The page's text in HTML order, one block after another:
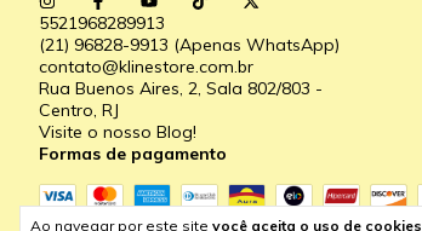
Ao navegar por este site você aceita o uso de cookies
5521968289913
(21) 96828-9913 (Apenas WhatsApp)
contato@klinestore.com.br
Rua Buenos Aires, 2, Sala 802/803 -
Centro, RJ
Visite o nosso Blog!
Formas de pagamento